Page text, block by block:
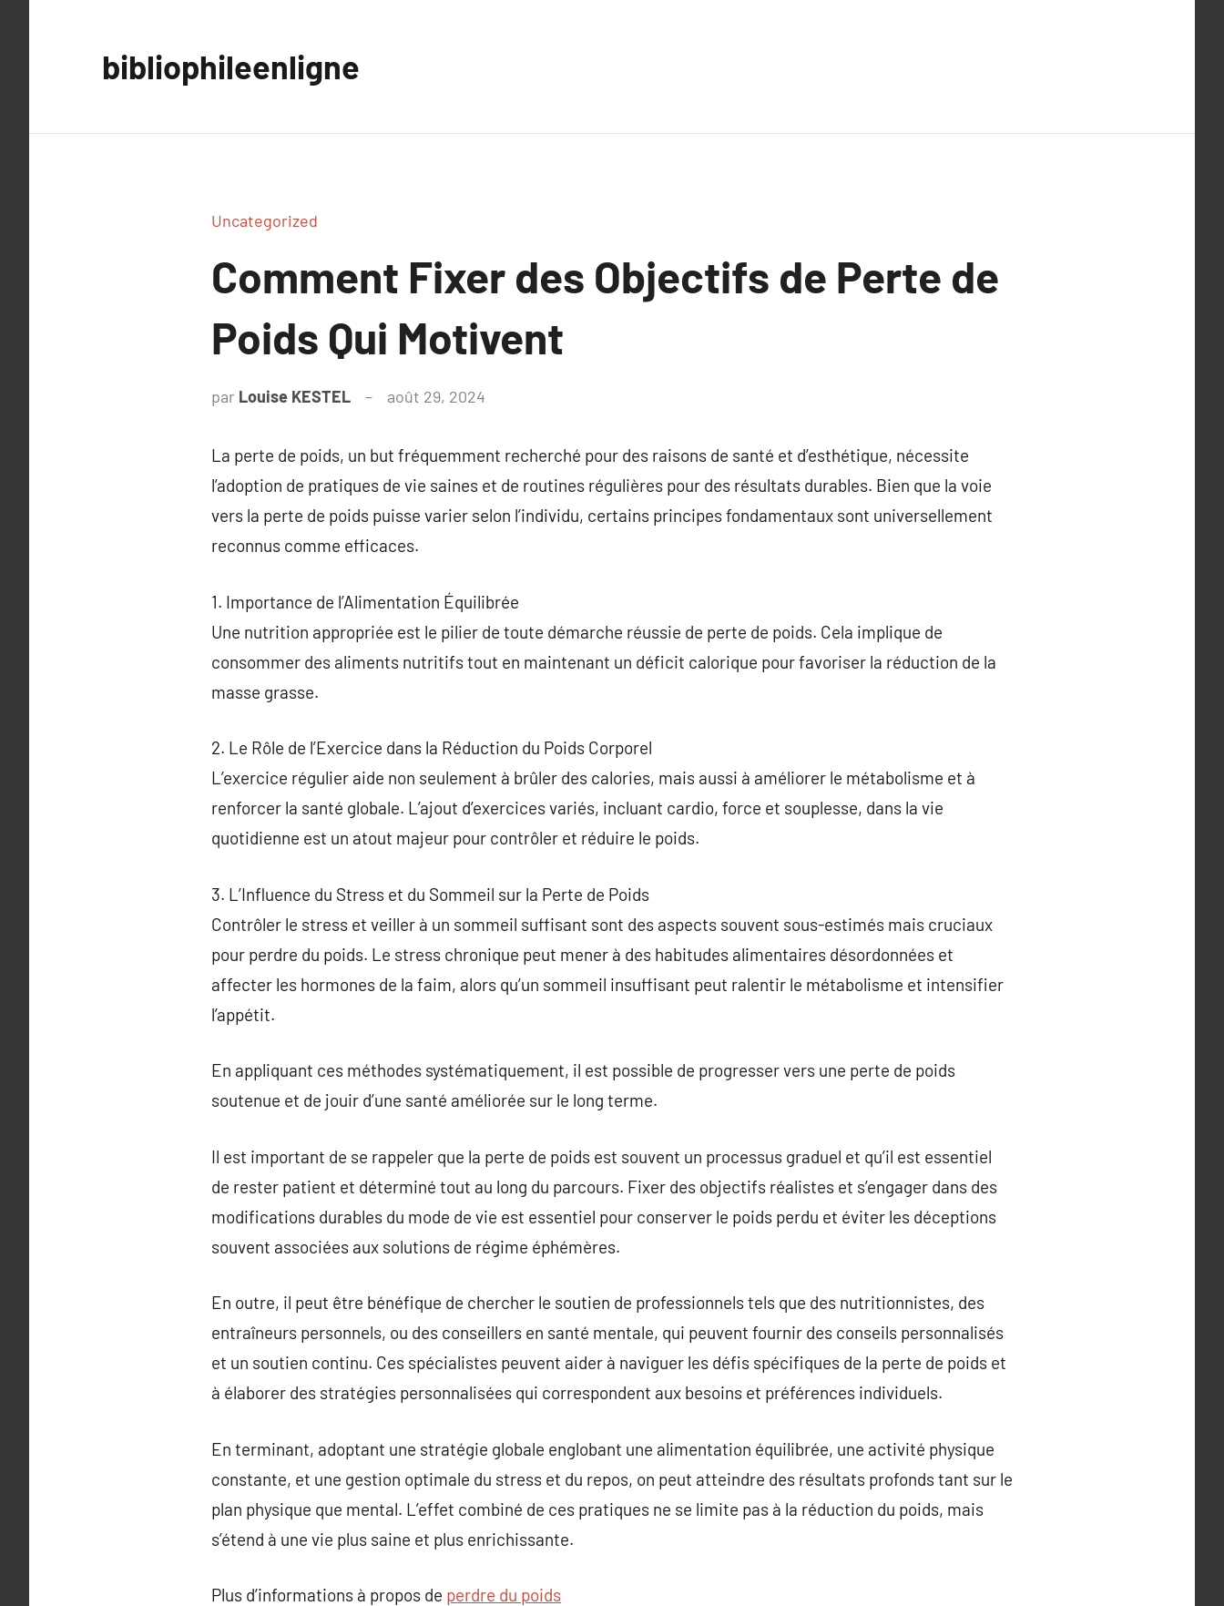
bibliophileenligne
Uncategorized
Comment Fixer des Objectifs de Perte de
Poids Qui Motivent
par Louise KESTEL août 29, 2024
La perte de poids, un but fréquemment recherché pour des raisons de santé et d’esthétique, nécessite
l’adoption de pratiques de vie saines et de routines régulières pour des résultats durables. Bien que la voie
vers la perte de poids puisse varier selon l’individu, certains principes fondamentaux sont universellement
reconnus comme efficaces.
1. Importance de l’Alimentation Équilibrée
Une nutrition appropriée est le pilier de toute démarche réussie de perte de poids. Cela implique de
consommer des aliments nutritifs tout en maintenant un déficit calorique pour favoriser la réduction de la
masse grasse.
2. Le Rôle de l’Exercice dans la Réduction du Poids Corporel
L’exercice régulier aide non seulement à brûler des calories, mais aussi à améliorer le métabolisme et à
renforcer la santé globale. L’ajout d’exercices variés, incluant cardio, force et souplesse, dans la vie
quotidienne est un atout majeur pour contrôler et réduire le poids.
3. L’Influence du Stress et du Sommeil sur la Perte de Poids
Contrôler le stress et veiller à un sommeil suffisant sont des aspects souvent sous-estimés mais cruciaux
pour perdre du poids. Le stress chronique peut mener à des habitudes alimentaires désordonnées et
affecter les hormones de la faim, alors qu’un sommeil insuffisant peut ralentir le métabolisme et intensifier
l’appétit.
En appliquant ces méthodes systématiquement, il est possible de progresser vers une perte de poids
soutenue et de jouir d’une santé améliorée sur le long terme.
Il est important de se rappeler que la perte de poids est souvent un processus graduel et qu’il est essentiel
de rester patient et déterminé tout au long du parcours. Fixer des objectifs réalistes et s’engager dans des
modifications durables du mode de vie est essentiel pour conserver le poids perdu et éviter les déceptions
souvent associées aux solutions de régime éphémères.
En outre, il peut être bénéfique de chercher le soutien de professionnels tels que des nutritionnistes, des
entraîneurs personnels, ou des conseillers en santé mentale, qui peuvent fournir des conseils personnalisés
et un soutien continu. Ces spécialistes peuvent aider à naviguer les défis spécifiques de la perte de poids et
à élaborer des stratégies personnalisées qui correspondent aux besoins et préférences individuels.
En terminant, adoptant une stratégie globale englobant une alimentation équilibrée, une activité physique
constante, et une gestion optimale du stress et du repos, on peut atteindre des résultats profonds tant sur le
plan physique que mental. L’effet combiné de ces pratiques ne se limite pas à la réduction du poids, mais
s’étend à une vie plus saine et plus enrichissante.
Plus d’informations à propos de perdre du poids